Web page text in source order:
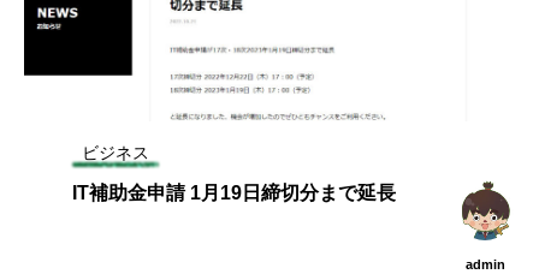
ビジネス
IT補助金申請 1月19日締切分まで延長
admin